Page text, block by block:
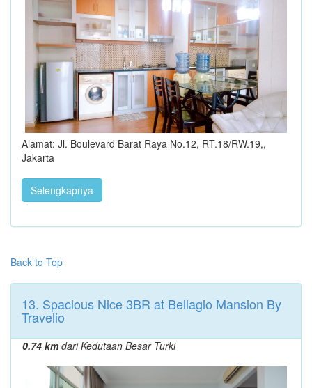
Alamat: Jl. Boulevard Barat Raya No.12, RT.18/RW.19,,
Jakarta
Selengkapnya
Back to Top
13. Spacious Nice 3BR at Bellagio Mansion By
Travelio
0.74 kmdari Kedutaan Besar Turki